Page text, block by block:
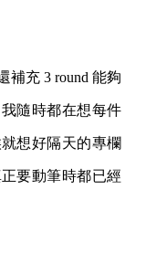
補充 3 round 能夠
隨時都在想每件
想好隔天的專欄
要動筆時都已經